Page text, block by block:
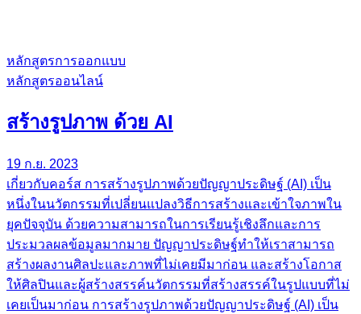
หลักสูตรการออกแบบ
หลักสูตรออนไลน์
สร้างรูปภาพ ด้วย AI
19 ก.ย. 2023
เกี่ยวกับคอร์ส การสร้างรูปภาพด้วยปัญญาประดิษฐ์ (AI) เป็น
หนึ่งในนวัตกรรมที่เปลี่ยนแปลงวิธีการสร้างและเข้าใจภาพใน
ยุคปัจจุบัน ด้วยความสามารถในการเรียนรู้เชิงลึกและการ
ประมวลผลข้อมูลมากมาย ปัญญาประดิษฐ์ทำให้เราสามารถ
สร้างผลงานศิลปะและภาพที่ไม่เคยมีมาก่อน และสร้างโอกาส
ให้ศิลปินและผู้สร้างสรรค์นวัตกรรมที่สร้างสรรค์ในรูปแบบที่ไม่
เคยเป็นมาก่อน การสร้างรูปภาพด้วยปัญญาประดิษฐ์ (AI) เป็น